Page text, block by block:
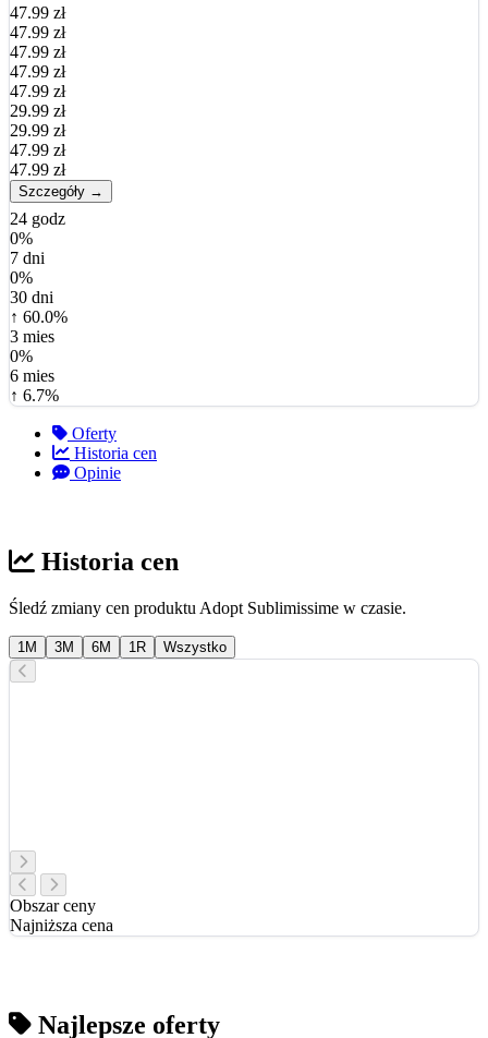
47.99 zł
47.99 zł
47.99 zł
47.99 zł
47.99 zł
29.99 zł
29.99 zł
47.99 zł
47.99 zł
Szczegóły →
24 godz
0%
7 dni
0%
30 dni
↑ 60.0%
3 mies
0%
6 mies
↑ 6.7%
Oferty
Historia cen
Opinie
Historia cen
Śledź zmiany cen produktu Adopt Sublimissime w czasie.
1M 3M 6M 1R Wszystko
Obszar ceny
Najniższa cena
Najlepsze oferty